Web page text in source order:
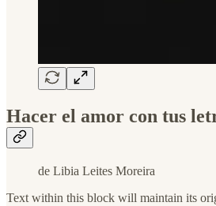
Hacer el amor con tus
de Libia Leites Moreira
Text within this block will maintain its